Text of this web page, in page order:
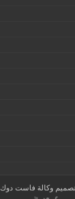
وكالة فاست دوك